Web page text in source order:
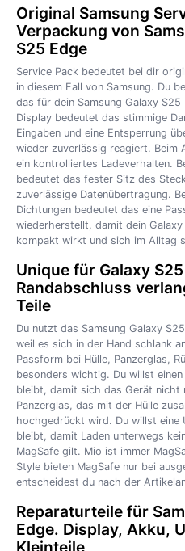
Original Samsung
Verpackung von
S25 Edge
Service Pack bedeutet bei dir
in diesem Fall von Samsung. Du
das für dein Samsung Galaxy
Display bedeutet das stimmige
Eingaben und eine Entsperrung
wieder zuverlässig reagiert. Beim
ein kontrolliertes Ladeverhalten.
bedeutet das fester Sitz des
zuverlässige Datenübertragung.
Dichtungen bedeutet das eine
wiederherstellt, damit dein
kompakt wirkt und sich im Alltag
Unique für Galaxy
Randabschluss
Teile
Du nutzt das Samsung Galaxy
weil es sich in der Hand schlank
Passform bei Hülle, Panzerglas,
besonders wichtig. Du willst
bleibt, damit sich das Gerät nicht
Panzerglas, das mit der Hülle
hochgedrückt wird. Du willst eine
bleibt, damit Laden unterwegs
MagSafe gilt. Mio ist immer
Style bieten MagSafe nur bei
entscheidest du nach der
Reparaturteile für
Edge. Display, Akku,
Kleinteile